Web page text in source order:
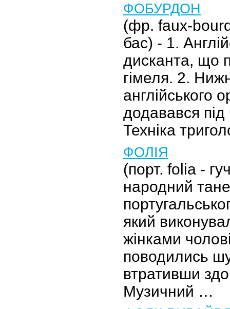
ФОБУРДОН
(фр. faux-
бас) - 1.
дисканта, що
гімеля. 2.
англійського
додавався
Техніка
ФОЛІЯ
(порт. folia -
народний
який
жінками
поводились
втративши
Музичний …